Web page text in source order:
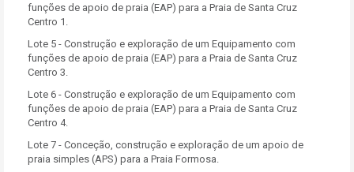
funções de apoio de praia (EAP) para a Praia de Santa Cruz
Centro 1.
Lote 5 - Construção e exploração de um Equipamento com
funções de apoio de praia (EAP) para a Praia de Santa Cruz
Centro 3.
Lote 6 - Construção e exploração de um Equipamento com
funções de apoio de praia (EAP) para a Praia de Santa Cruz
Centro 4.
Lote 7 - Conceção, construção e exploração de um apoio de
praia simples (APS) para a Praia Formosa.